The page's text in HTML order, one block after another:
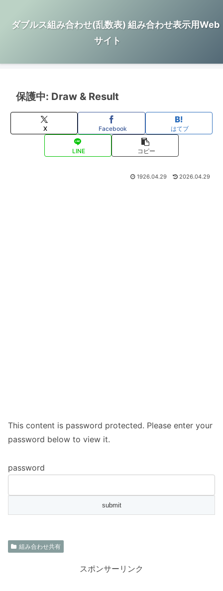
ダブルス組み合わせ(乱数表) 組み合わせ表示用Web
サイト
保護中: Draw & Result
X Facebook はてブ
LINE コピー
1926.04.29 2026.04.29
This content is password protected. Please enter your
password below to view it.
password
組み合わせ共有
スポンサーリンク